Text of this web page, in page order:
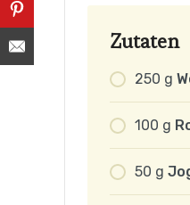
Zutaten
250 g
100 g
50 g